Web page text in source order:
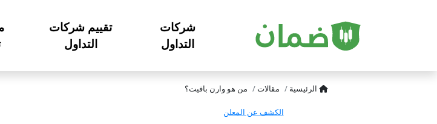
شركات
التداول
تقييم شركات
التداول
الرئيسية مقالات من هو وارن بافيت؟
الكشف عن المعلن